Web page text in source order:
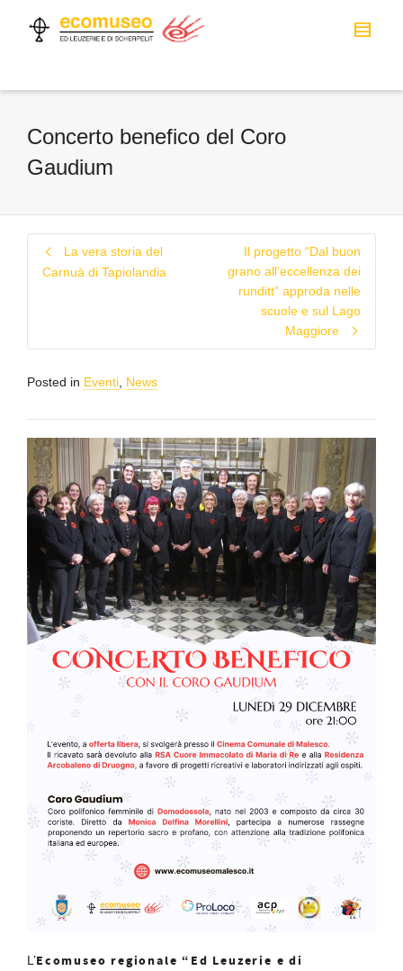
Concerto benefico del Coro
Gaudium
La vera storia del
Carnuà di Tapiolandia
Il progetto “Dal buon
grano all’eccellenza dei
runditt” approda nelle
scuole e sul Lago
Maggiore
Posted in Eventi News
L’Ecomuseo regionale “Ed Leuzerie e di